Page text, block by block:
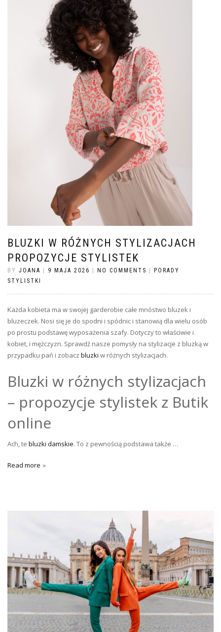
BLUZKI W RÓŻNYCH STYLIZACJACH
PROPOZYCJE STYLISTEK
BY JOANA 9 MAJA 2026 NO COMMENTS
PORADY
STYLISTKI
Każda kobieta ma w swojej garderobie całe mnóstwo bluzek i
bluzeczek. Nosi się je do spodni i spódnic i stanowią dla wielu osób
po prostu podstawę wyposażenia szafy. Dotyczy to właściwie i
kobiet, i mężczyzn. Sprawdź nasze pomysły na stylizacje z bluzką w
przypadku pań i zobacz bluzki w różnych stylizacjach.
Bluzki w różnych stylizacjach
– propozycje stylistek z Butik
online
Ach, te bluzki damskie. To z pewnością podstawa także …
Read more